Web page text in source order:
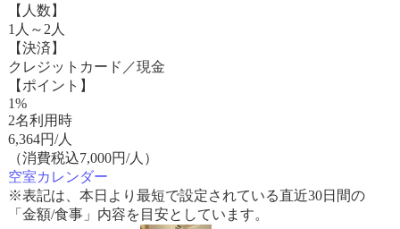
【人数】
1人～2人
【決済】
クレジットカード／現金
【ポイント】
1%
2名利用時
6,364円/人
（消費税込7,000円/人）
空室カレンダー
※表記は、本日より最短で設定されている直近30日間の
「金額/食事」内容を目安としています。